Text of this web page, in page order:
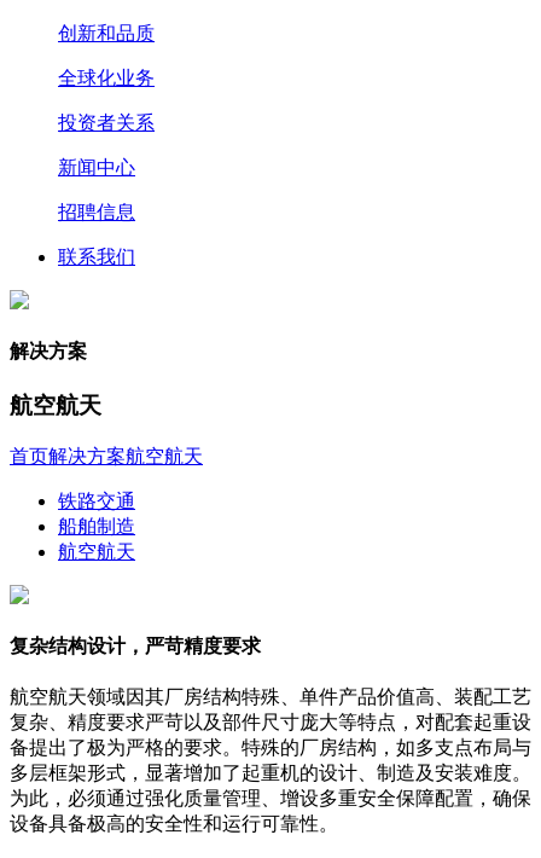
创新和品质
全球化业务
投资者关系
新闻中心
招聘信息
联系我们
解决方案
航空航天
首页解决方案航空航天
铁路交通
船舶制造
航空航天
复杂结构设计，严苛精度要求
航空航天领域因其厂房结构特殊、单件产品价值高、装配工艺
复杂、精度要求严苛以及部件尺寸庞大等特点，对配套起重设
备提出了极为严格的要求。特殊的厂房结构，如多支点布局与
多层框架形式，显著增加了起重机的设计、制造及安装难度。
为此，必须通过强化质量管理、增设多重安全保障配置，确保
设备具备极高的安全性和运行可靠性。